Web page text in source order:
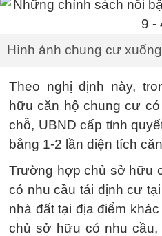
Hình ảnh chung cư
Theo nghị định này,
hữu căn hộ chung cư
chỗ, UBND cấp tỉnh
bằng 1-2 lần diện tích
Trường hợp chủ sở hữu
có nhu cầu tái định cư
nhà đất tại địa điểm
chủ sở hữu có nhu